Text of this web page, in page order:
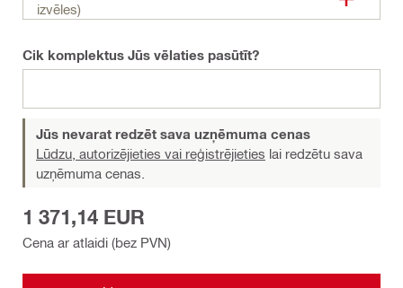
izvēles)
Cik komplektus Jūs vēlaties pasūtīt?
Jūs nevarat redzēt sava uzņēmuma cenas
Lūdzu, autorizējieties vai reģistrējieties lai redzētu sava
uzņēmuma cenas.
Cena ar atlaidi (bez PVN)
1 371,14 EUR